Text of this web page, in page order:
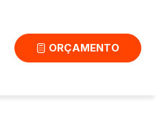
ORÇAMENTO